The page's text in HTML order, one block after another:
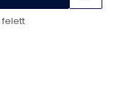
felett